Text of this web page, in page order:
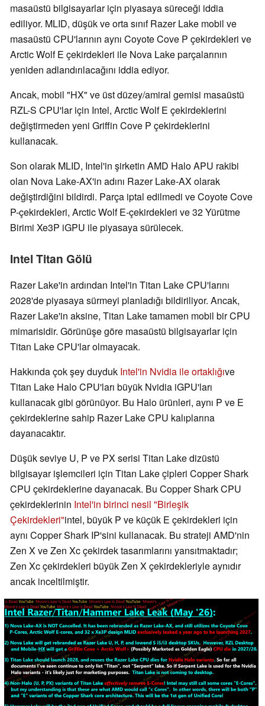
masaüstü bilgisayarlar için piyasaya süreceği iddia
ediliyor. MLID, düşük ve orta sınıf Razer Lake mobil ve
masaüstü CPU'larının aynı Coyote Cove P çekirdekleri ve
Arctic Wolf E çekirdekleri ile Nova Lake parçalarının
yeniden adlandırılacağını iddia ediyor.
Ancak, mobil "HX" ve üst düzey/amiral gemisi masaüstü
RZL-S CPU'lar için Intel, Arctic Wolf E çekirdeklerini
değiştirmeden yeni Griffin Cove P çekirdeklerini
kullanacak.
Son olarak MLID, Intel'in şirketin AMD Halo APU rakibi
olan Nova Lake-AX'in adını Razer Lake-AX olarak
değiştirdiğini bildirdi. Parça iptal edilmedi ve Coyote Cove
P-çekirdekleri, Arctic Wolf E-çekirdekleri ve 32 Yürütme
Birimi Xe3P iGPU ile piyasaya sürülecek.
Intel Titan Gölü
Razer Lake'in ardından Intel'in Titan Lake CPU'larını
2028'de piyasaya sürmeyi planladığı bildiriliyor. Ancak,
Razer Lake'in aksine, Titan Lake tamamen mobil bir CPU
mimarisidir. Görünüşe göre masaüstü bilgisayarlar için
Titan Lake CPU'lar olmayacak.
Hakkında çok şey duyduk Intel'in Nvidia ile ortaklığıve
Titan Lake Halo CPU'ları büyük Nvidia iGPU'ları
kullanacak gibi görünüyor. Bu Halo ürünleri, aynı P ve E
çekirdeklerine sahip Razer Lake CPU kalıplarına
dayanacaktır.
Düşük seviye U, P ve PX serisi Titan Lake dizüstü
bilgisayar işlemcileri için Titan Lake çipleri Copper Shark
CPU çekirdeklerine dayanacak. Bu Copper Shark CPU
çekirdeklerinin Intel'in birinci nesil "Birleşik
Çekirdekleri"intel, büyük P ve küçük E çekirdekleri için
aynı Copper Shark IP'sini kullanacak. Bu strateji AMD'nin
Zen X ve Zen Xc çekirdek tasarımlarını yansıtmaktadır;
Zen Xc çekirdekleri büyük Zen X çekirdekleriyle aynıdır
ancak inceltilmiştir.